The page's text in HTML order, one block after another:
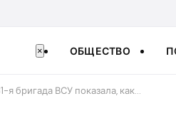
× ОБЩЕСТВО
я бригада ВСУ показала, как…